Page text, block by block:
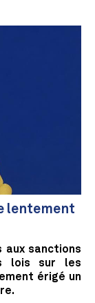
lentement
aux sanctions
lois sur les
érigé un